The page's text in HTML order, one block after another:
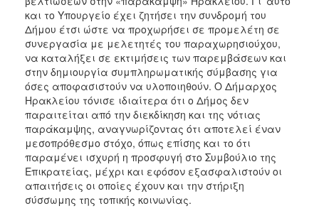
και το Υπουργείο έχει ζητήσει την συνδρομή του
Δήμου έτσι ώστε να προχωρήσει σε προμελέτη σε
συνεργασία με μελετητές του παραχωρησιούχου,
να καταλήξει σε εκτιμήσεις των παρεμβάσεων και
στην δημιουργία συμπληρωματικής σύμβασης για
όσες αποφασιστούν να υλοποιηθούν. Ο Δήμαρχος
Ηρακλείου τόνισε ιδιαίτερα ότι ο Δήμος δεν
παραιτείται από την διεκδίκηση και της νότιας
παράκαμψης, αναγνωρίζοντας ότι αποτελεί έναν
μεσοπρόθεσμο στόχο, όπως επίσης και το ότι
παραμένει ισχυρή η προσφυγή στο Συμβούλιο της
Επικρατείας, μέχρι και εφόσον εξασφαλιστούν οι
απαιτήσεις οι οποίες έχουν και την στήριξη
σύσσωμης της τοπικής κοινωνίας.